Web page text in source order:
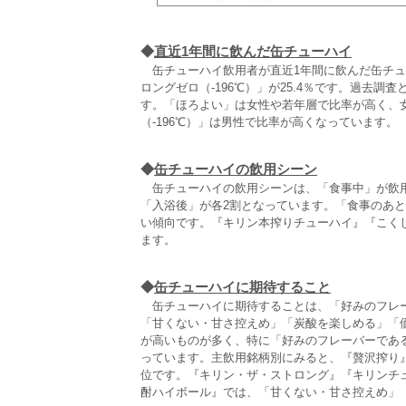
◆直近1年間に飲んだ缶チューハイ
缶チューハイ飲用者が直近1年間に飲んだ缶チ
ロングゼロ（‐196℃）」が25.4％です。過去調
す。「ほろよい」は女性や若年層で比率が高く
（‐196℃）」は男性で比率が高くなっています。
◆缶チューハイの飲用シーン
缶チューハイの飲用シーンは、「食事中」が飲
「入浴後」が各2割となっています。「食事の
い傾向です。『キリン本搾りチューハイ』『こ
ます。
◆缶チューハイに期待すること
缶チューハイに期待することは、「好みのフレ
「甘くない・甘さ控えめ」「炭酸を楽しめる」
が高いものが多く、特に「好みのフレーバーで
っています。主飲用銘柄別にみると、『贅沢搾
位です。『キリン・ザ・ストロング』『キリン
酎ハイボール』では、「甘くない・甘さ控えめ